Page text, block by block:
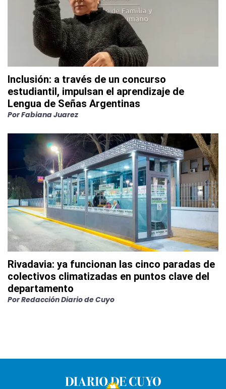
Inclusión: a través de un concurso
estudiantil, impulsan el aprendizaje de
Lengua de Señas Argentinas
PorFabiana Juarez
Rivadavia: ya funcionan las cinco paradas de
colectivos climatizadas en puntos clave del
departamento
PorRedacción Diario de Cuyo